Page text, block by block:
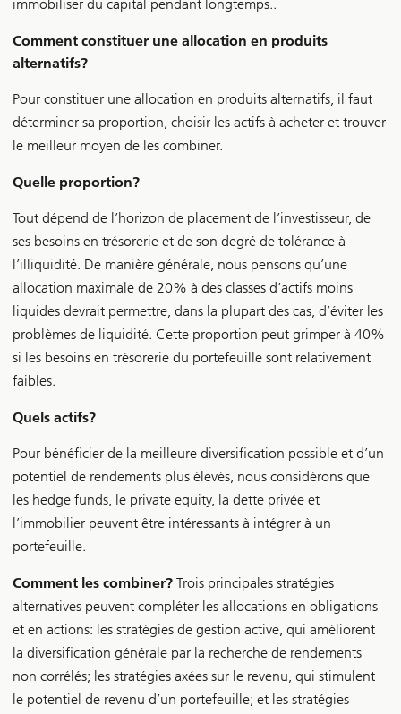
immobiliser du capital pendant longtemps..
Comment constituer une allocation en produits
alternatifs?
Pour constituer une allocation en produits alternatifs, il faut
déterminer sa proportion, choisir les actifs à acheter et trouver
le meilleur moyen de les combiner.
Quelle proportion?
Tout dépend de l’horizon de placement de l’investisseur, de
ses besoins en trésorerie et de son degré de tolérance à
l’illiquidité. De manière générale, nous pensons qu’une
allocation maximale de 20% à des classes d’actifs moins
liquides devrait permettre, dans la plupart des cas, d’éviter les
problèmes de liquidité. Cette proportion peut grimper à 40%
si les besoins en trésorerie du portefeuille sont relativement
faibles.
Quels actifs?
Pour bénéficier de la meilleure diversification possible et d’un
potentiel de rendements plus élevés, nous considérons que
les hedge funds, le private equity, la dette privée et
l’immobilier peuvent être intéressants à intégrer à un
portefeuille.
Comment les combiner? Trois principales stratégies
alternatives peuvent compléter les allocations en obligations
et en actions: les stratégies de gestion active, qui améliorent
la diversification générale par la recherche de rendements
non corrélés; les stratégies axées sur le revenu, qui stimulent
le potentiel de revenu d’un portefeuille; et les stratégies